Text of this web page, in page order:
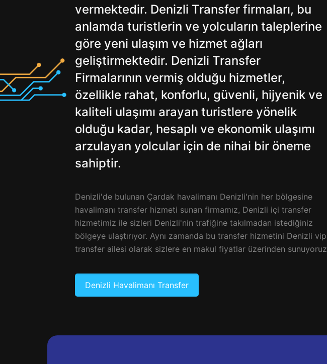
vermektedir. Denizli Transfer firmaları, bu
anlamda turistlerin ve yolcuların taleplerine
göre yeni ulaşım ve hizmet ağları
geliştirmektedir. Denizli Transfer
Firmalarının vermiş olduğu hizmetler,
özellikle rahat, konforlu, güvenli, hijyenik ve
kaliteli ulaşımı arayan turistlere yönelik
olduğu kadar, hesaplı ve ekonomik ulaşımı
arzulayan yolcular için de nihai bir öneme
sahiptir.
Denizli'de bulunan Çardak havalimanı Denizli'nin her bölgesine
havalimanı transfer hizmeti sunan firmamız, Denizli içi transfer
hizmetimiz ile sizleri Denizli'nin trafiğine takılmadan istediğiniz
bölgeye ulaştırıyor. Aynı zamanda bu transfer hizmetini Denizli vip
transfer ailesi olarak sizlere en makul fiyatlar üzerinden sunuyoruz
Denizli Havalimanı Transfer